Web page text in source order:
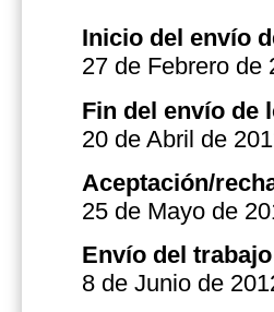
Inicio del envío
27 de Febrero de
Fin del envío de
20 de Abril de
Aceptación/
25 de Mayo de
Envío del
8 de Junio de